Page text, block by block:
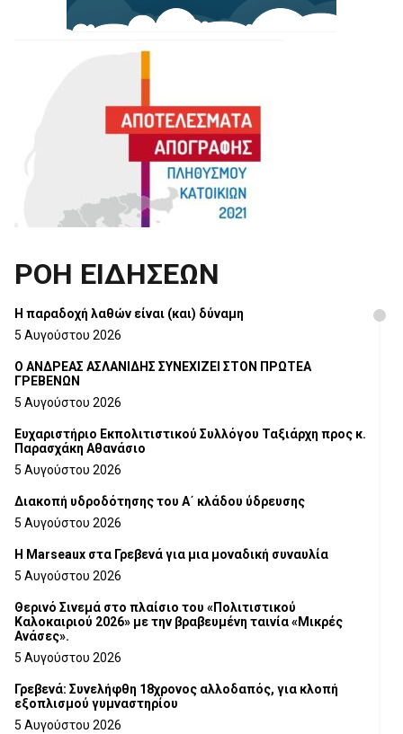
ΡΟΗ ΕΙΔΗΣΕΩΝ
H παραδοχή λαθών είναι (και) δύναμη
5 Αυγούστου 2026
Ο ΑΝΔΡΕΑΣ ΑΣΛΑΝΙΔΗΣ ΣΥΝΕΧΙΖΕΙ ΣΤΟΝ ΠΡΩΤΕΑ
ΓΡΕΒΕΝΩΝ
5 Αυγούστου 2026
Ευχαριστήριο Εκπολιτιστικού Συλλόγου Ταξιάρχη προς κ.
Παρασχάκη Αθανάσιο
5 Αυγούστου 2026
Διακοπή υδροδότησης του Α΄ κλάδου ύδρευσης
5 Αυγούστου 2026
Η Marseaux στα Γρεβενά για μια μοναδική συναυλία
5 Αυγούστου 2026
Θερινό Σινεμά στο πλαίσιο του «Πολιτιστικού
Καλοκαιριού 2026» με την βραβευμένη ταινία «Μικρές
Ανάσες».
5 Αυγούστου 2026
Γρεβενά: Συνελήφθη 18χρονος αλλοδαπός, για κλοπή
εξοπλισμού γυμναστηρίου
5 Αυγούστου 2026